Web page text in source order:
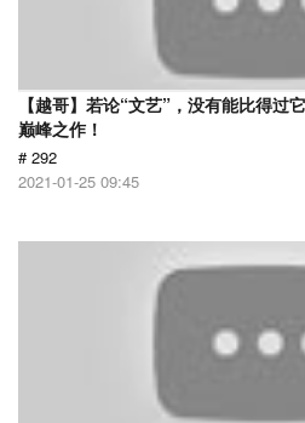
【越哥】若论“文艺”，没有能比得过
巅峰之作！
# 292
2021-01-25 09:45